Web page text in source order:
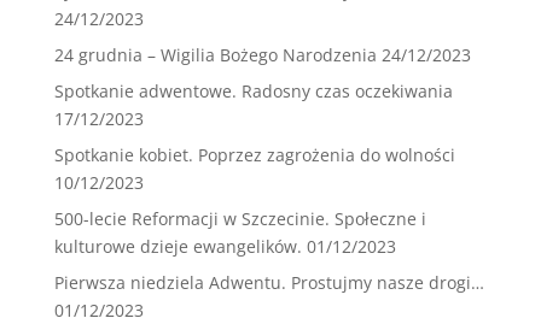
24/12/2023
24 grudnia – Wigilia Bożego Narodzenia 24/12/2023
Spotkanie adwentowe. Radosny czas oczekiwania
17/12/2023
Spotkanie kobiet. Poprzez zagrożenia do wolności
10/12/2023
500-lecie Reformacji w Szczecinie. Społeczne i
kulturowe dzieje ewangelików. 01/12/2023
Pierwsza niedziela Adwentu. Prostujmy nasze drogi…
01/12/2023